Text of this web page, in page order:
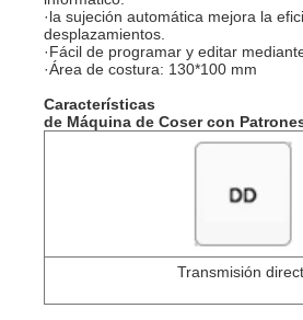
·la sujeción automática mejora la
desplazamientos.
·Fácil de programar y editar
·Área de costura: 130*100 mm
Características
de Máquina de Coser con
Transmisión